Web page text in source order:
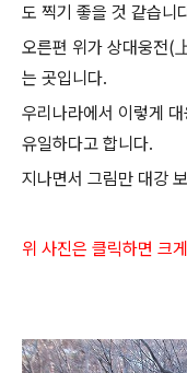
도 찍기 좋을 것 같습니
오른편 위가 상대웅전
는 곳입니다.
우리나라에서 이렇게
유일하다고 합니다.
지나면서 그림만 대강
위 사진은 클릭하면 크